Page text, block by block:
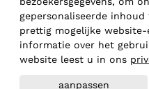
gepersonaliseerde
prettig mogelijke
informatie over het
website leest u in ons
aanpassen